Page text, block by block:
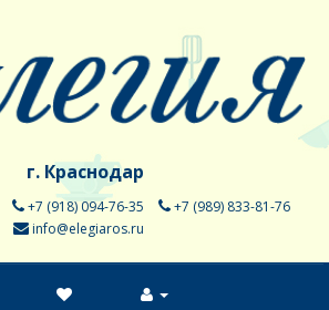
г. Краснодар
+7 (918) 094-76-35
+7 (989) 833-81-76
info@elegiaros.ru